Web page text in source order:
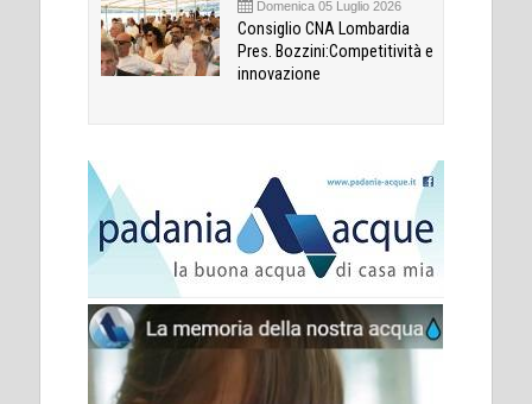
Domenica 05 Luglio 2026
Consiglio CNA Lombardia
Pres. Bozzini:Competitività e
innovazione